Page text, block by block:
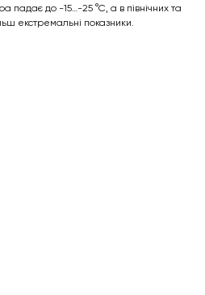
падає до -15…-25 °C, а в північних та
екстремальні показники.